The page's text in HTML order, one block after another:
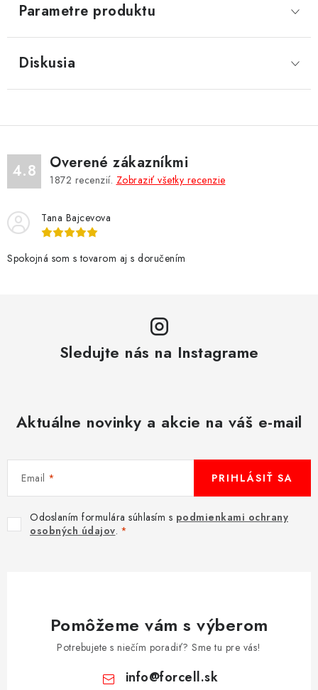
Parametre produktu
Diskusia
4.8 Overené zákazníkmi
1872 recenzií. Zobraziť všetky recenzie
Tana Bajcevova
Spokojná som s tovarom aj s doručením
Sledujte nás na Instagrame
Aktuálne novinky a akcie na váš e-mail
Email
Odoslaním formulára súhlasím s podmienkami ochrany
osobných údajov.
PRIHLÁSIŤ SA
Pomôžeme vám s výberom
Potrebujete s niečím poradiť? Sme tu pre vás!
info@forcell.sk